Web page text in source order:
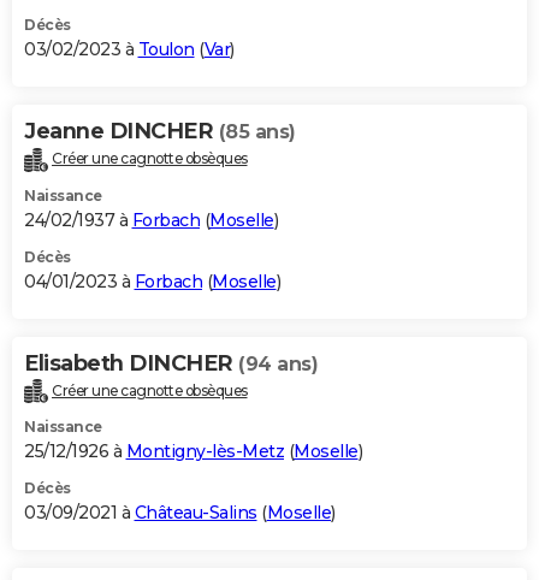
Décès
03/02/2023 à Toulon (Var)
Jeanne DINCHER (85 ans)
Créer une cagnotte obsèques
Naissance
24/02/1937 à Forbach (Moselle)
Décès
04/01/2023 à Forbach (Moselle)
Elisabeth DINCHER (94 ans)
Créer une cagnotte obsèques
Naissance
25/12/1926 à Montigny-lès-Metz (Moselle)
Décès
03/09/2021 à Château-Salins (Moselle)